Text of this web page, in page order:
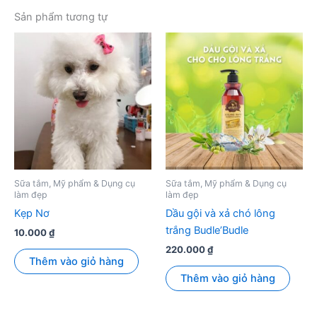
Sản phẩm tương tự
Sữa tắm, Mỹ phẩm & Dụng cụ
làm đẹp
Kẹp Nơ
10.000₫
Thêm vào giỏ hàng
Sữa tắm, Mỹ phẩm & Dụng cụ
làm đẹp
Dầu gội và xả chó lông
trắng Budle’Budle
220.000₫
Thêm vào giỏ hàng